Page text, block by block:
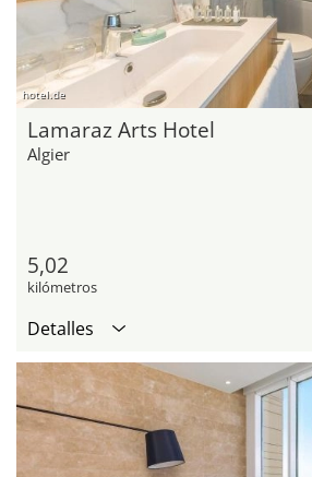
hotel.de
Lamaraz Arts Hotel
Algier
5,02
kilómetros
Detalles